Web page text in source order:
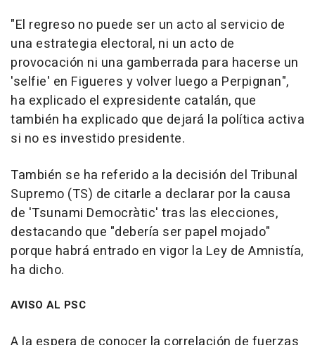
"El regreso no puede ser un acto al servicio de
una estrategia electoral, ni un acto de
provocación ni una gamberrada para hacerse un
'selfie' en Figueres y volver luego a Perpignan",
ha explicado el expresidente catalán, que
también ha explicado que dejará la política activa
si no es investido presidente.
También se ha referido a la decisión del Tribunal
Supremo (TS) de citarle a declarar por la causa
de 'Tsunami Democràtic' tras las elecciones,
destacando que "debería ser papel mojado"
porque habrá entrado en vigor la Ley de Amnistía,
ha dicho.
AVISO AL PSC